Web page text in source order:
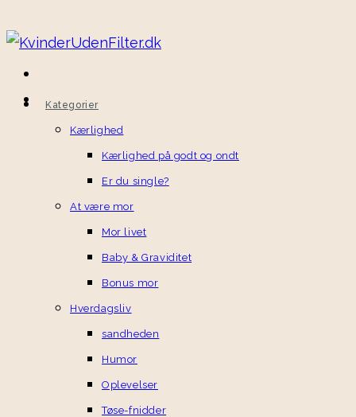
Kategorier
Kærlighed
Kærlighed på godt og ondt
Er du single?
At være mor
Mor livet
Baby & Graviditet
Bonus mor
Hverdagsliv
sandheden
Humor
Oplevelser
Tøse-fnidder